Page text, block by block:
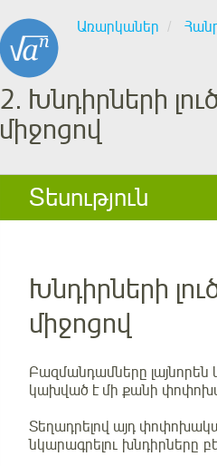
Առարկաներ
2. Խնդիրների
միջոցով
Տեսություն
Խնդիրների
միջոցով
Բազմանդամները լայնորեն
կախված է մի քանի
Տեղադրելով այդ
նկարագրելու խնդիրները